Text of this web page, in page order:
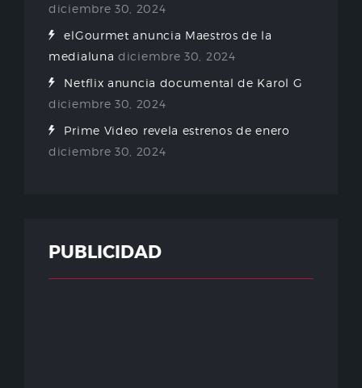
diciembre 30, 2024
elGourmet anuncia Maestros de la
medialuna diciembre 30, 2024
Netflix anuncia documental de Karol G
diciembre 30, 2024
Prime Video revela estrenos de enero
diciembre 30, 2024
PUBLICIDAD